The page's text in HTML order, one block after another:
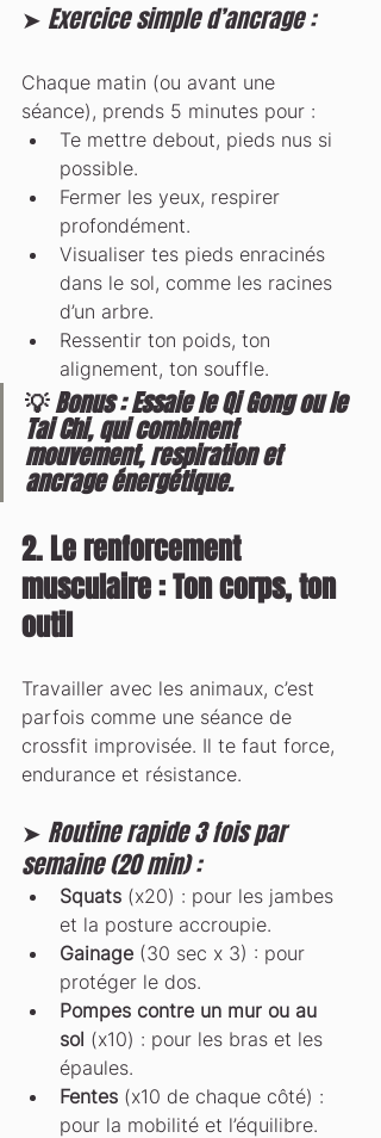
➤ Exercice simple d’ancrage :
Chaque matin (ou avant une
séance), prends 5 minutes pour :
Te mettre debout, pieds nus si
possible.
Fermer les yeux, respirer
profondément.
Visualiser tes pieds enracinés
dans le sol, comme les racines
d’un arbre.
Ressentir ton poids, ton
alignement, ton souffle.
💡 Bonus : Essaie le Qi Gong ou le
Tai Chi, qui combinent
mouvement, respiration et
ancrage énergétique.
2. Le renforcement
musculaire : Ton corps, ton
outil
Travailler avec les animaux, c’est
parfois comme une séance de
crossfit improvisée. Il te faut force,
endurance et résistance.
➤ Routine rapide 3 fois par
semaine (20 min) :
Squats (x20) : pour les jambes
et la posture accroupie.
Gainage (30 sec x 3) : pour
protéger le dos.
Pompes contre un mur ou au
sol (x10) : pour les bras et les
épaules.
Fentes (x10 de chaque côté) :
pour la mobilité et l’équilibre.